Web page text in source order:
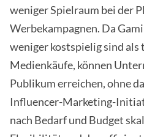
weniger Spielraum bei der
Werbekampagnen. Da
weniger kostspielig sind
Medienkäufe, können
Publikum erreichen, ohne
Influencer-Marketing-
nach Bedarf und Budget